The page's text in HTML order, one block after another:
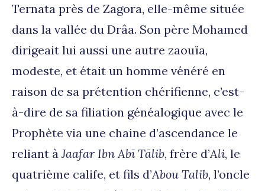
Ternata près de Zagora, elle-même située
dans la vallée du Drâa. Son père Mohamed
dirigeait lui aussi une autre zaouïa,
modeste, et était un homme vénéré en
raison de sa prétention chérifienne, c’est-
à-dire de sa filiation généalogique avec le
Prophète via une chaine d’ascendance le
reliant àJaafar Ibn Abī Tālib, frère d’Ali, le
quatrième calife, et fils d’Abou Talib, l’oncle